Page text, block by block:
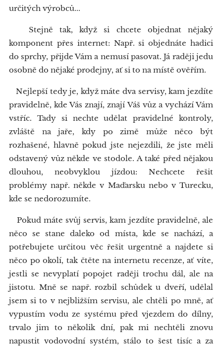
určitých výrobců...
Stejně tak, když si chcete objednat nějaký
komponent přes internet: Např. si objednáte hadici
do sprchy, přijde Vám a nemusí pasovat. Já raději jedu
osobně do nějaké prodejny, ať si to na místě ověřím.
Nejlepší tedy je, když máte dva servisy, kam jezdíte
pravidelně, kde Vás znají, znají Váš vůz a vychází Vám
vstříc. Tady si nechte udělat pravidelné kontroly,
zvláště na jaře, kdy po zimě může něco být
rozhašené, hlavně pokud jste nejezdili, že jste měli
odstavený vůz někde ve stodole. A také před nějakou
dlouhou, neobvyklou jízdou: Nechcete řešit
problémy např. někde v Maďarsku nebo v Turecku,
kde se nedorozumíte.
Pokud máte svůj servis, kam jezdíte pravidelně, ale
něco se stane daleko od místa, kde se nachází, a
potřebujete určitou věc řešit urgentně a najdete si
něco po okolí, tak čtěte na internetu recenze, ať víte,
jestli se nevyplatí popojet raději trochu dál, ale na
jistotu. Mně se např. rozbil schůdek u dveří, udělal
jsem si to v nejbližším servisu, ale chtěli po mně, ať
vypustím vodu ze systému před vjezdem do dílny,
trvalo jim to několik dní, pak mi nechtěli znovu
napustit vodovodní systém, stálo to šest tisíc a za